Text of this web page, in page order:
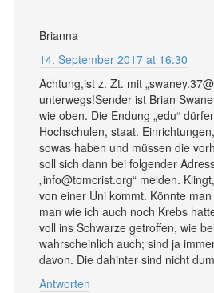
Brianna
14. September 2017 at 16:30
Achtung,ist z. Zt. mit
unterwegs!Sender ist Brian
wie oben. Die Endung „edu“
Hochschulen, staat.
sowas haben und müssen die
soll sich dann bei folgender
„info@tomcrist.org“ melden.
von einer Uni kommt. Könnte
man wie ich auch noch Krebs
voll ins Schwarze getroffen, wie
wahrscheinlich auch; sind ja
davon. Die dahinter sind nicht
Antworten